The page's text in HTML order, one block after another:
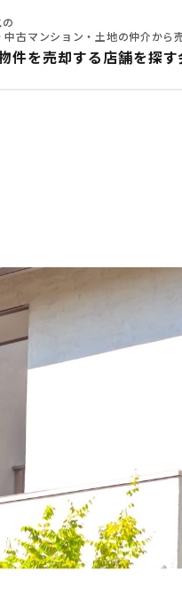
古マンション・土地の仲介から
件を売却する店舗を探す